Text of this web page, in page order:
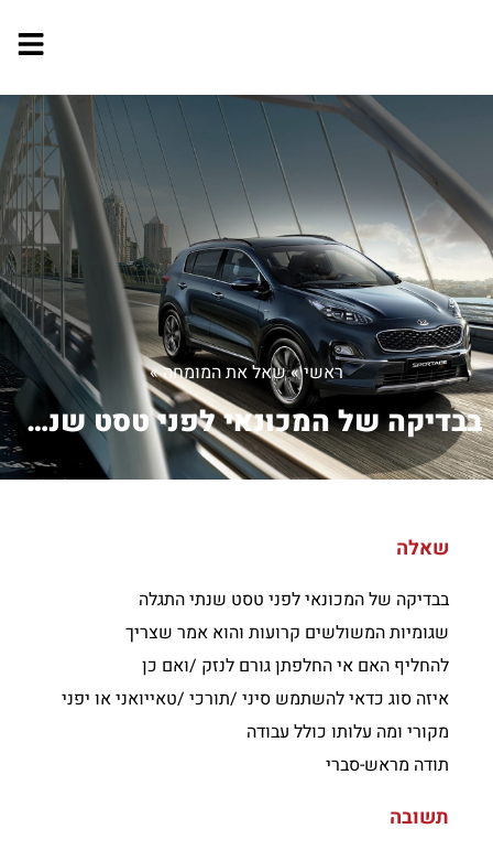
ראשי»שאל את המומחה»
בבדיקה של המכונאי לפני טסט שנתי התגלה...
שאלה
בבדיקה של המכונאי לפני טסט שנתי התגלה
שגומיות המשולשים קרועות והוא אמר שצריך
להחליף האם אי החלפתן גורם לנזק /ואם כן
איזה סוג כדאי להשתמש סיני /תורכי /טאייואני או יפני
מקורי ומה עלותו כולל עבודה
תודה מראש-סברי
תשובה